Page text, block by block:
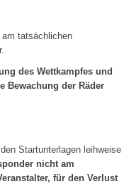
am tatsächlichen
des Wettkampfes und
Bewachung der Räder
Startunterlagen leihweise
nicht am
für den Verlust